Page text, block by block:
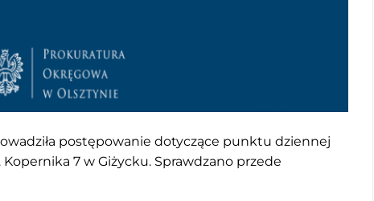
postępowanie dotyczące punktu dziennej
7 w Giżycku. Sprawdzano przede